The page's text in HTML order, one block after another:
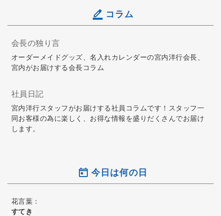
コラム
会長の独り言
オーダーメイドグッズ、名入れカレンダーの宮内洋行会長、
宮内がお届けする会長コラム
社員日記
宮内洋行スタッフがお届けする社員コラムです！スタッフ一
同お客様の為に楽しく、お得な情報を盛りだくさんでお届け
します。
今日は何の日
花言葉：
すてき